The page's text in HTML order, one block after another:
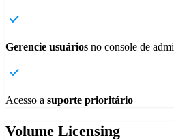
Gerencie usuários no console de
Acesso a suporte prioritário
Volume Licensing